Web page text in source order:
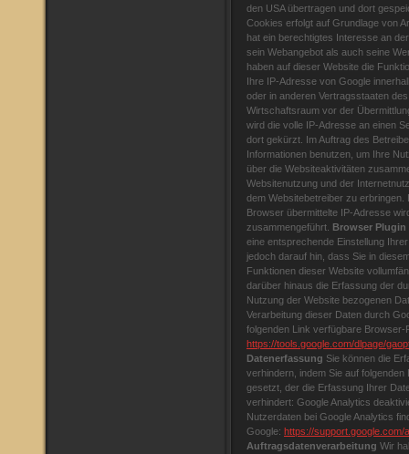
den USA übertragen und dort
Cookies erfolgt auf Grundlage von
hat ein berechtigtes Interesse an
sein Webangebot als auch seine
haben auf dieser Website die
Ihre IP-Adresse von Google
oder in anderen Vertragsstaaten
Wirtschaftsraum vor der
wird die volle IP-Adresse an einen
dort gekürzt. Im Auftrag des
Informationen benutzen, um Ihre
über die Websiteaktivitäten
Websitenutzung und der
dem Websitebetreiber zu
Browser übermittelte IP-Adresse
zusammengeführt. Browser Plugin
eine entsprechende Einstellung
jedoch darauf hin, dass Sie in
Funktionen dieser Website
darüber hinaus die Erfassung der
Nutzung der Website bezogenen
Verarbeitung dieser Daten durch
folgenden Link verfügbare Browser-
https://tools.google.com/dlpage/
Datenerfassung Sie können die
verhindern, indem Sie auf
gesetzt, der die Erfassung Ihrer
verhindert: Google Analytics
Nutzerdaten bei Google Analytics
Google: https://support.google.com/
Auftragsdatenverarbeitung Wir